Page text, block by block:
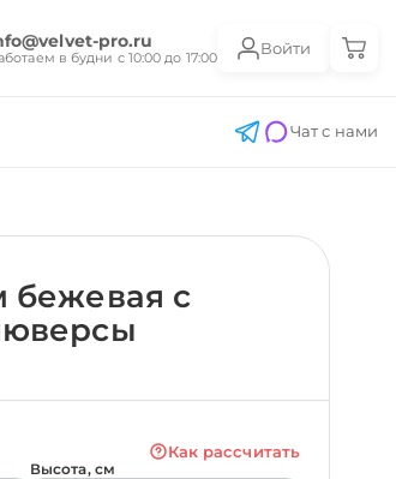
pro.ru
в будни с 10:00 до 17:00
Войти
Чат с нами
бежевая с
Как рассчитать
Высота, см